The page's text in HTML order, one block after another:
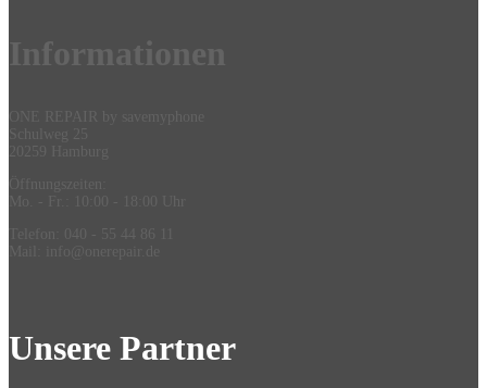
Information
ONE REPAIR by savemyphone
Schulweg 25
Unsere Partner